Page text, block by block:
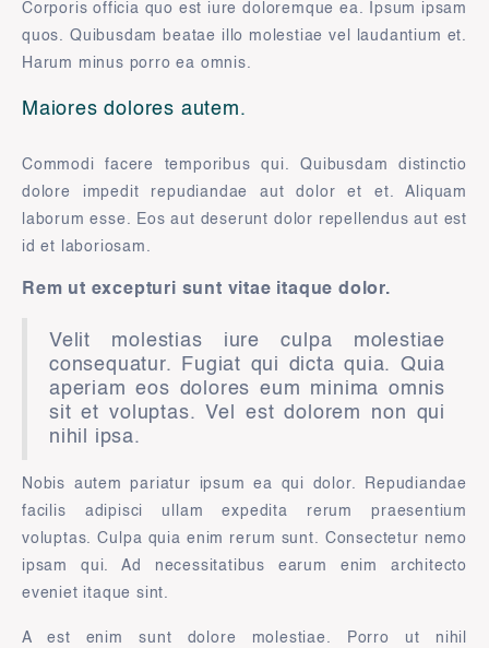
Corporis officia quo est iure doloremque ea. Ipsum ipsam
quos. Quibusdam beatae illo molestiae vel laudantium et.
Harum minus porro ea omnis.
Maiores dolores autem.
Commodi facere temporibus qui. Quibusdam distinctio
dolore impedit repudiandae aut dolor et et. Aliquam
laborum esse. Eos aut deserunt dolor repellendus aut est
id et laboriosam.
Rem ut excepturi sunt vitae itaque dolor.
Velit molestias iure culpa molestiae
consequatur. Fugiat qui dicta quia. Quia
aperiam eos dolores eum minima omnis
sit et voluptas. Vel est dolorem non qui
nihil ipsa.
Nobis autem pariatur ipsum ea qui dolor. Repudiandae
facilis adipisci ullam expedita rerum praesentium
voluptas. Culpa quia enim rerum sunt. Consectetur nemo
ipsam qui. Ad necessitatibus earum enim architecto
eveniet itaque sint.
A est enim sunt dolore molestiae. Porro ut nihil